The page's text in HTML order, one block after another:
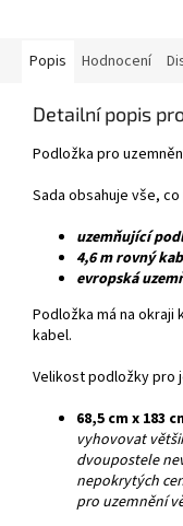
Popis Hodnocení
Detailní popis
Podložka pro
Sada obsahuje vše,
uzemňující
4,6 m rovný
evropská
Podložka má na
kabel.
Velikost podložky pro
68,5 cm x 183
vyhovovat
dvoupostele
nepokrytých
pro uzemnění